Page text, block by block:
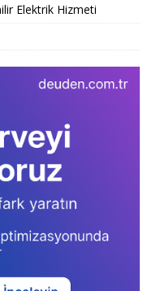
Elektrik Hizmeti